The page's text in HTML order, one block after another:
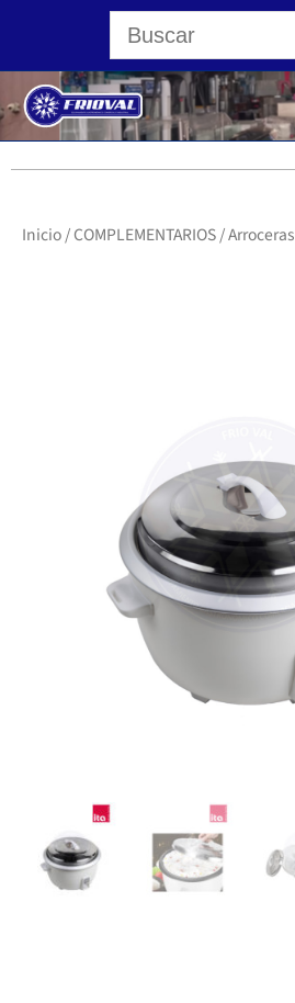
contenido
Inicio/COMPLEMENTARIOS/Arroceras